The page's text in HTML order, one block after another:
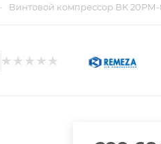
Винтовой компрессор ВК 20РМ-